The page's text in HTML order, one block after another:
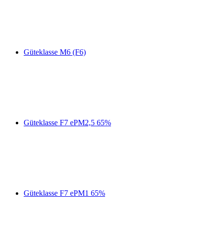
Güteklasse M6 (F6)
Güteklasse F7 ePM2,5 65%
Güteklasse F7 ePM1 65%